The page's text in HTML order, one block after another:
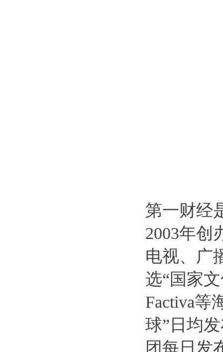
第一财经
2003年创
电视、广
选“国家
Factiva等
球”日均
团每日发